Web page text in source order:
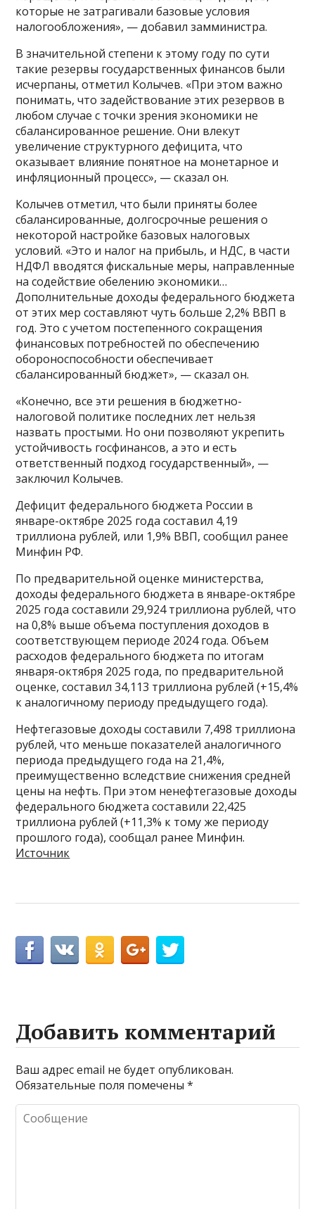
которые не затрагивали базовые условия
налогообложения», — добавил замминистра.
В значительной степени к этому году по сути
такие резервы государственных финансов были
исчерпаны, отметил Колычев. «При этом важно
понимать, что задействование этих резервов в
любом случае с точки зрения экономики не
сбалансированное решение. Они влекут
увеличение структурного дефицита, что
оказывает влияние понятное на монетарное и
инфляционный процесс», — сказал он.
Колычев отметил, что были приняты более
сбалансированные, долгосрочные решения о
некоторой настройке базовых налоговых
условий. «Это и налог на прибыль, и НДС, в части
НДФЛ вводятся фискальные меры, направленные
на содействие обелению экономики…
Дополнительные доходы федерального бюджета
от этих мер составляют чуть больше 2,2% ВВП в
год. Это с учетом постепенного сокращения
финансовых потребностей по обеспечению
обороноспособности обеспечивает
сбалансированный бюджет», — сказал он.
«Конечно, все эти решения в бюджетно-
налоговой политике последних лет нельзя
назвать простыми. Но они позволяют укрепить
устойчивость госфинансов, а это и есть
ответственный подход государственный», —
заключил Колычев.
Дефицит федерального бюджета России в
январе-октябре 2025 года составил 4,19
триллиона рублей, или 1,9% ВВП, сообщил ранее
Минфин РФ.
По предварительной оценке министерства,
доходы федерального бюджета в январе-октябре
2025 года составили 29,924 триллиона рублей, что
на 0,8% выше объема поступления доходов в
соответствующем периоде 2024 года. Объем
расходов федерального бюджета по итогам
января-октября 2025 года, по предварительной
оценке, составил 34,113 триллиона рублей (+15,4%
к аналогичному периоду предыдущего года).
Нефтегазовые доходы составили 7,498 триллиона
рублей, что меньше показателей аналогичного
периода предыдущего года на 21,4%,
преимущественно вследствие снижения средней
цены на нефть. При этом ненефтегазовые доходы
федерального бюджета составили 22,425
триллиона рублей (+11,3% к тому же периоду
прошлого года), сообщал ранее Минфин.
Источник
Добавить комментарий
Ваш адрес email не будет опубликован.
Обязательные поля помечены*